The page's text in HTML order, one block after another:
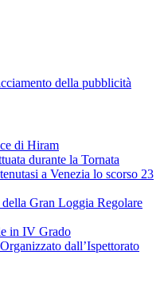
della pubblicità
di Hiram
durante la Tornata
a Venezia lo scorso 23
Gran Loggia Regolare
in IV Grado
dall’Ispettorato